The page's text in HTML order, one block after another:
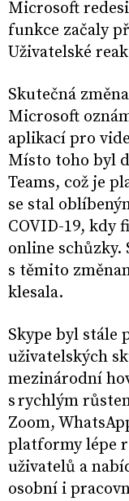
Microsoft
funkce začaly
Uživatelské
Skutečná
Microsoft
aplikací pro
Místo toho byl
Teams, což je
se stal
COVID-19, kdy
online schůzky.
s těmito
klesala.
Skype byl stále
uživatelských
mezinárodní
s rychlým
Zoom,
platformy lépe
uživatelů a
osobní i